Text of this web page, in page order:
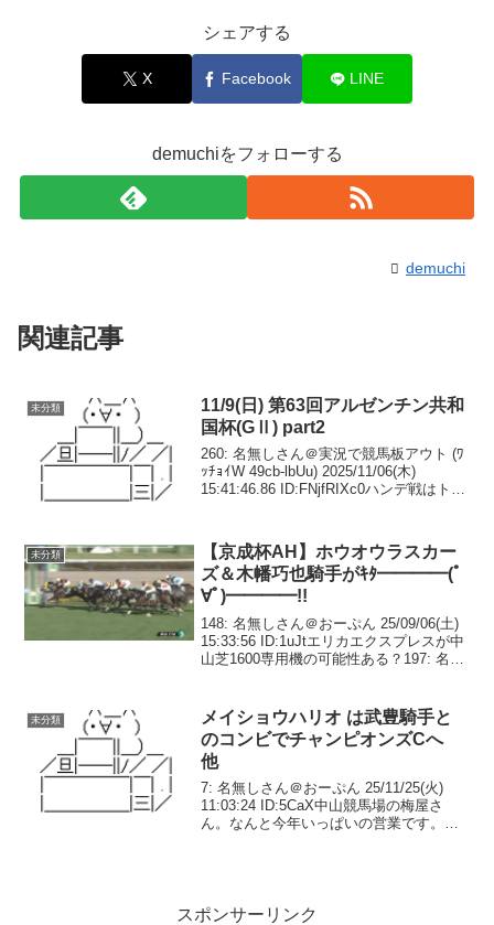
シェアする
X Facebook LINE
demuchiをフォローする
demuchi
関連記事
未分類
11/9(日) 第63回アルゼンチン共和
国杯(GⅡ) part2
260: 名無しさん＠実況で競馬板アウト (ﾜ
ｯﾁｮｲW 49cb-lbUu) 2025/11/06(木)
15:41:46.86 ID:FNjfRIXc0ハンデ戦はトッ
未分類
【京成杯AH】ホウオウラスカー
ズ＆木幡巧也騎手がｷﾀ━━━━(ﾟ
∀ﾟ)━━━━!!
148: 名無しさん＠おーぷん 25/09/06(土)
15:33:56 ID:1uJtエリカエクスプレスが中
山芝1600専用機の可能性ある？197: 名無
未分類
メイショウハリオ は武豊騎手と
のコンビでチャンピオンズCへ
他
7: 名無しさん＠おーぷん 25/11/25(火)
11:03:24 ID:5CaX中山競馬場の梅屋さ
ん。なんと今年いっぱいの営業です。志
スポンサーリンク